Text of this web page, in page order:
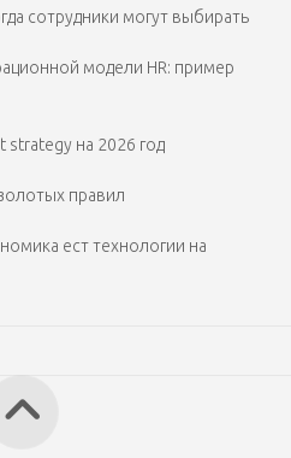
сотрудники могут выбирать
модели HR: пример
strategy на 2026 год
правил
ест технологии на